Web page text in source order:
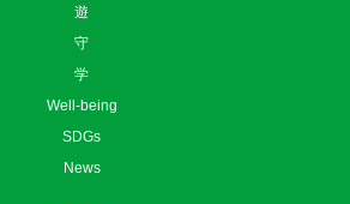
遊
守
学
Well-being
SDGs
News